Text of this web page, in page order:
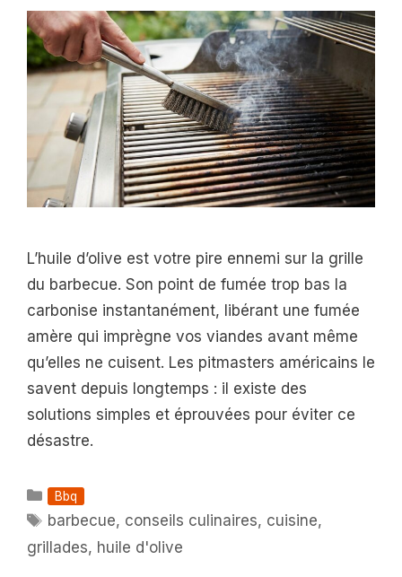
L’huile d’olive est votre pire ennemi sur la grille
du barbecue. Son point de fumée trop bas la
carbonise instantanément, libérant une fumée
amère qui imprègne vos viandes avant même
qu’elles ne cuisent. Les pitmasters américains le
savent depuis longtemps : il existe des
solutions simples et éprouvées pour éviter ce
désastre.
Catégories
Bbq
Étiquettes
barbecue, conseils culinaires, cuisine,
grillades, huile d'olive